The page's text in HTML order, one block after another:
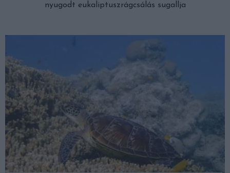
nyugodt eukaliptuszrágcsálás sugallja